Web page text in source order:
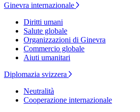
Ginevra internazionale
Diritti umani
Salute globale
Organizzazioni di Ginevra
Commercio globale
Aiuti umanitari
Diplomazia svizzera
Neutralità
Cooperazione internazionale